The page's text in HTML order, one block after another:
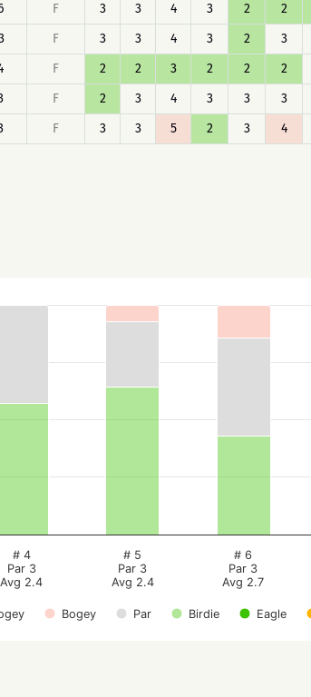
F 3 3 4 3 2 2
F 3 3 4 3 2 3
F 2 2 3 2 2 2
F 2 3 4 3 3 3
F 3 3 5 2 3 4
Bogey Par Birdie Eagle
# 4
Par 3
Avg 2.4
# 5
Par 3
Avg 2.4
# 6
Par 3
Avg 2.7